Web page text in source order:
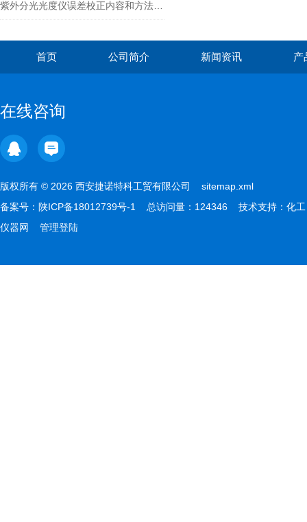
首页 公司简介 新闻资讯 产
在线咨询
版权所有 © 2026 西安捷诺特科工贸有限公司 sitemap.xml
备案号： 陕ICP备18012739号-1 总访问量：124346 技术支持： 化工
仪器网
管理登陆